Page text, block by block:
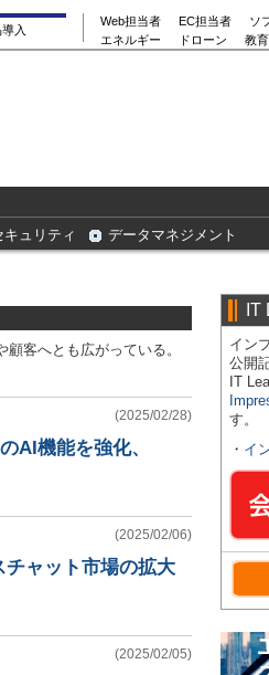
入
Web担当者 EC担当者
ソ
エネルギー
ドローン 教
キュリティ データマネジメント
客へとも広がっている。
(2025/02/28)
AI機能を強化、
(2025/02/06)
ャット市場の拡大
(2025/02/05)
IT
イン
公開
IT
す。
・ イ